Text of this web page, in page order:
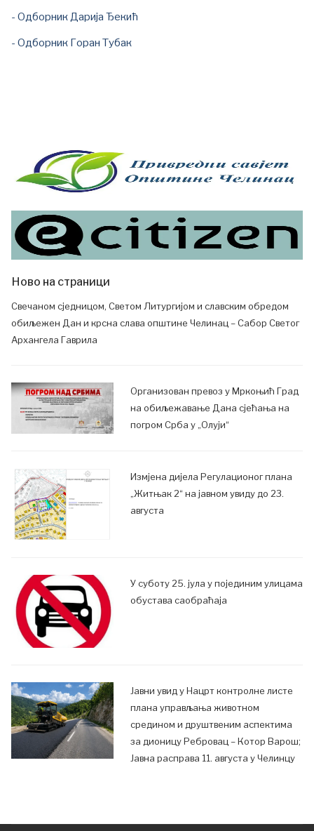
- Одборник Дарија Ђекић
- Одборник Горан Тубак
Ново на страници
Свечаном сједницом, Светом Литургијом и славским обредом
обиљежен Дан и крсна слава општине Челинац – Сабор Светог
Архангела Гаврила
Организован превоз у Мркоњић Град
на обиљежавање Дана сјећања на
погром Срба у „Олуји“
Измјена дијела Регулационог плана
„Житњак 2“ на јавном увиду до 23.
августа
У суботу 25. јула у појединим улицама
обустава саобраћаја
Јавни увид у Нацрт контролне листе
плана управљања животном
средином и друштвеним аспектима
за дионицу Ребровац – Котор Варош;
Јавна расправа 11. августа у Челинцу